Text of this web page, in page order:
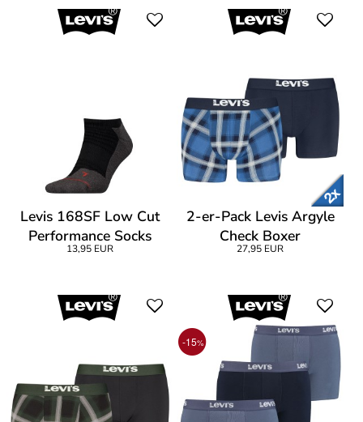
Levis 168SF Low Cut
Performance Socks
13,95 EUR
2-er-Pack Levis Argyle
Check Boxer
27,95 EUR
-15%